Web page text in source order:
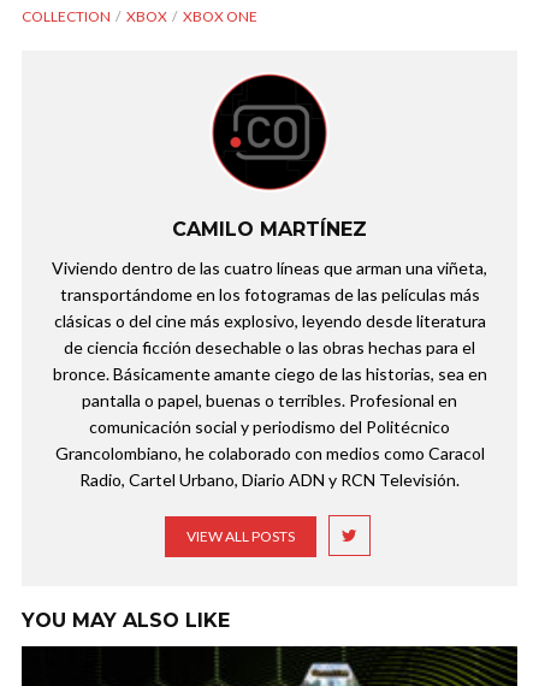
COLLECTION
XBOX XBOX ONE
CAMILO MARTÍNEZ
Viviendo dentro de las cuatro líneas que arman una viñeta,
transportándome en los fotogramas de las películas más
clásicas o del cine más explosivo, leyendo desde literatura
de ciencia ficción desechable o las obras hechas para el
bronce. Básicamente amante ciego de las historias, sea en
pantalla o papel, buenas o terribles. Profesional en
comunicación social y periodismo del Politécnico
Grancolombiano, he colaborado con medios como Caracol
Radio, Cartel Urbano, Diario ADN y RCN Televisión.
VIEW ALL POSTS
YOU MAY ALSO LIKE